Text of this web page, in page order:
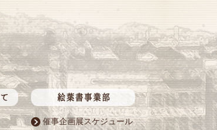
催事企画展スケジュール